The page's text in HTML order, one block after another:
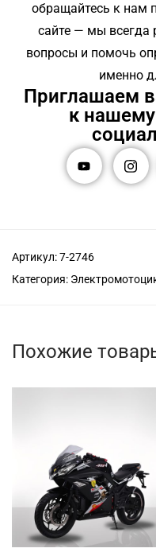
обращайтесь к нам
сайте — мы всегда
вопросы и помочь
именно
Приглашаем
к
Артикул:7-2746
Категория:
Похожие